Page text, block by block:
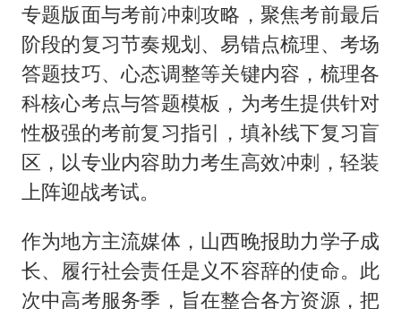
专题版面与考前冲刺攻略，聚焦考前最后
阶段的复习节奏规划、易错点梳理、考场
答题技巧、心态调整等关键内容，梳理各
科核心考点与答题模板，为考生提供针对
性极强的考前复习指引，填补线下复习盲
区，以专业内容助力考生高效冲刺，轻装
上阵迎战考试。
作为地方主流媒体，山西晚报助力学子成
长、履行社会责任是义不容辞的使命。此
次中高考服务季，旨在整合各方资源，把